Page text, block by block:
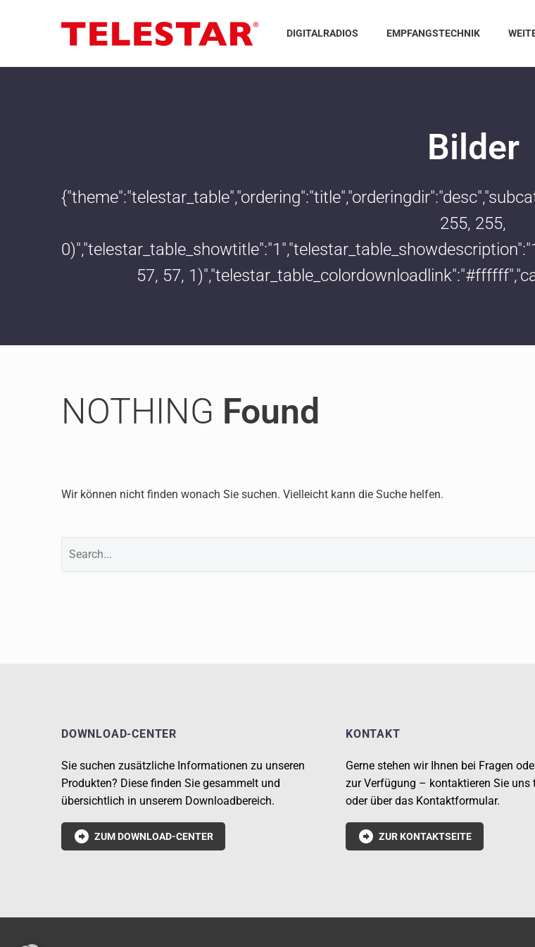
DIGITALRADIOS EMPFANGSTECHNIK
Bilder
255, 255,
57, 57,
NOTHING Found
Wir können nicht finden wonach Sie suchen. Vielleicht kann die Suche helfen.
DOWNLOAD-CENTER
Sie suchen zusätzliche Informationen zu unseren
Produkten? Diese finden Sie gesammelt und
übersichtlich in unserem Downloadbereich.
 ZUM DOWNLOAD-CENTER
KONTAKT
Gerne stehen wir Ihnen bei Fragen
zur Verfügung – kontaktieren Sie uns
oder über das Kontaktformular.
 ZUR KONTAKTSEITE